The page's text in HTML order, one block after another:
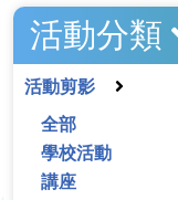
活動分類
活動剪影
全部
學校活動
講座